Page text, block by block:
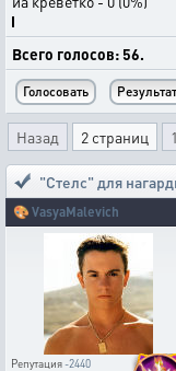
Всего голосов: 56.
Назад 2 страниц 1
"Стелс" для
🎨 VasyaMalevich
Репутация-2440